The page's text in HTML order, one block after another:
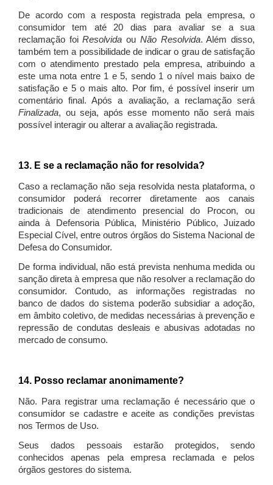
De acordo com a resposta registrada pela empresa, o
consumidor tem até 20 dias para avaliar se a sua
reclamação foiResolvida ou Não Resolvida. Além disso,
também tem a possibilidade de indicar o grau de satisfação
com o atendimento prestado pela empresa, atribuindo a
este uma nota entre 1 e 5, sendo 1 o nível mais baixo de
satisfação e 5 o mais alto. Por fim, é possível inserir um
comentário final. Após a avaliação, a reclamação será
Finalizada, ou seja, após esse momento não será mais
possível interagir ou alterar a avaliação registrada.
13. E se a reclamação não for resolvida?
Caso a reclamação não seja resolvida nesta plataforma, o
consumidor poderá recorrer diretamente aos canais
tradicionais de atendimento presencial do Procon, ou
ainda à Defensoria Pública, Ministério Público, Juizado
Especial Cível, entre outros órgãos do Sistema Nacional de
Defesa do Consumidor.
De forma individual, não está prevista nenhuma medida ou
sanção direta à empresa que não resolver a reclamação do
consumidor. Contudo, as informações registradas no
banco de dados do sistema poderão subsidiar a adoção,
em âmbito coletivo, de medidas necessárias à prevenção e
repressão de condutas desleais e abusivas adotadas no
mercado de consumo.
14. Posso reclamar anonimamente?
Não. Para registrar uma reclamação é necessário que o
consumidor se cadastre e aceite as condições previstas
nos Termos de Uso.
Seus dados pessoais estarão protegidos, sendo
conhecidos apenas pela empresa reclamada e pelos
órgãos gestores do sistema.